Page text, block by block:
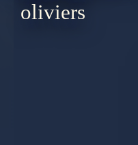
oliviers